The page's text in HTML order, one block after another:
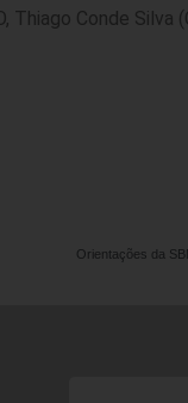
Thiago Conde Silva
Orientações da